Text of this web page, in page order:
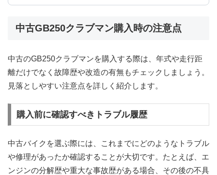
中古GB250クラブマン購入時の注意点
中古のGB250クラブマンを購入する際は、年式や走行距
離だけでなく故障歴や改造の有無もチェックしましょう。
見落としやすい注意点を詳しく紹介します。
購入前に確認すべきトラブル履歴
中古バイクを選ぶ際には、これまでにどのようなトラブル
や修理があったか確認することが大切です。たとえば、エ
ンジンの分解歴や重大な事故歴がある場合、その後の不具